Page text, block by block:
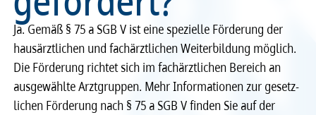
Recht
Service & Kontakt
meineBLÄK
Recht
Service & Kontakt
meineBLÄK
Ja. Gemäß § 75 a SGB V ist eine spezi­elle Förde­rung der
haus­ärzt­li­chen und fach­ärzt­li­chen Weiter­bil­dung möglich.
Die Förde­rung rich­tet sich im fach­ärzt­li­chen Bereich an
ausge­wählte Arzt­grup­pen. Mehr Infor­ma­ti­o­nen zur gesetz­
li­chen Förde­rung nach § 75 a SGB V finden Sie auf der